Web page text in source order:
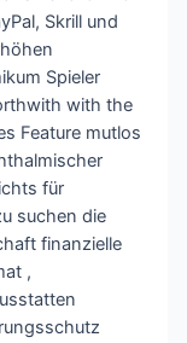
Skrill und
Spieler
with the
Feature mutlos
für
suchen die
finanzielle
,